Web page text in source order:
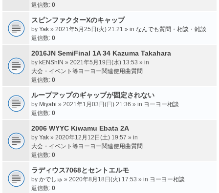
返信数: 0
スピンファクターXのキャップ
by Yak » 2021年5月25日(火) 21:21 » in なんでも質問・相談・雑談
返信数: 0
2016JN SemiFinal 1A 34 Kazuma Takahara
by kENShIN » 2021年5月19日(水) 13:53 » in
大会・イベント等ヨーヨー関連使用曲質問
返信数: 0
ループアップのギャップが固定されない
by Miyabi » 2021年1月03日(日) 21:36 » in ヨーヨー相談
返信数: 0
2006 WYYC Kiwamu Ebata 2A
by Yak » 2020年12月12日(土) 19:57 » in
大会・イベント等ヨーヨー関連使用曲質問
返信数: 0
ラディウス7068とセントエルモ
by かでしゅ » 2020年8月18日(火) 17:53 » in ヨーヨー相談
返信数: 0